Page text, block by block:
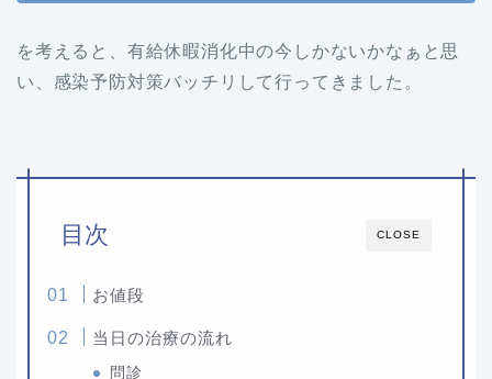
を考えると、有給休暇消化中の今しかないかなぁと思
い、感染予防対策バッチリして行ってきました。
CLOSE
目次
お値段
当日の治療の流れ
問診